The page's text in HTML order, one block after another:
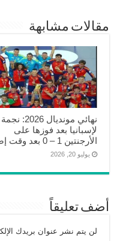
مقالات مشابهة
نهائي مونديال
لإسبانيا بعد فوزها على
الأرجنتين 1 – 0 بعد وقت إضافي
يوليو 20, 2026
أضف تعليقاً
لن يتم نشر عنوان بريدك